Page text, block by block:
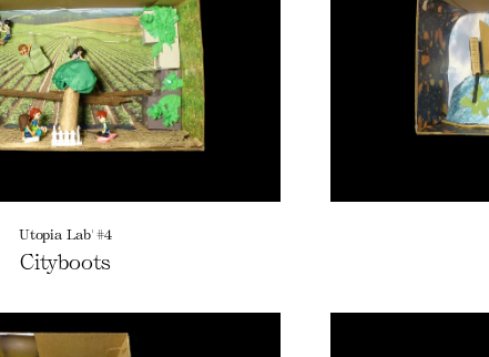
Utopia Lab' #4
Cityboots